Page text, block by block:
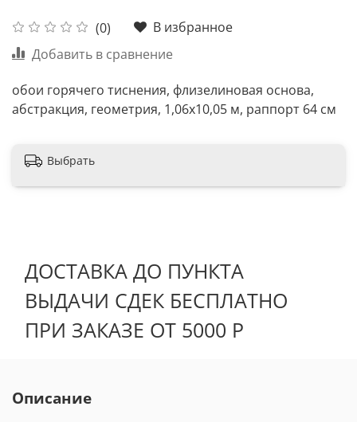
(0)
В избранное
Добавить в сравнение
обои горячего тиснения, флизелиновая основа,
абстракция, геометрия, 1,06х10,05 м, раппорт 64 см
Выбрать
ДОСТАВКА ДО ПУНКТА
ВЫДАЧИ СДЕК БЕСПЛАТНО
ПРИ ЗАКАЗЕ ОТ 5000 Р
Описание